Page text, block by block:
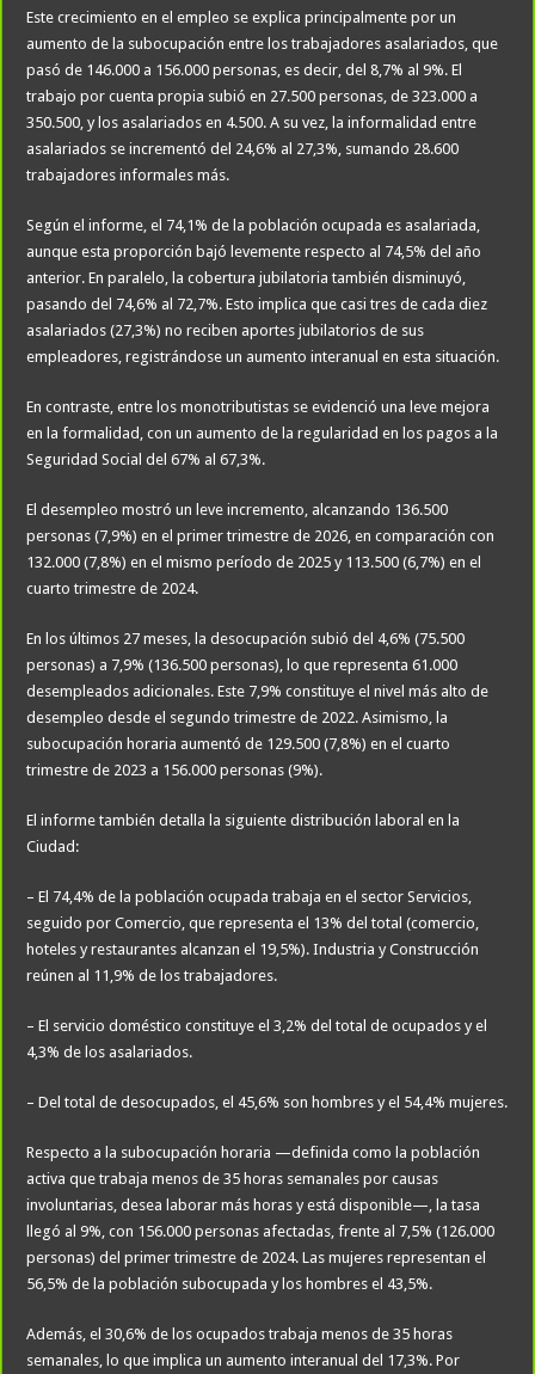
Este crecimiento en el empleo se explica principalmente por un
aumento de la subocupación entre los trabajadores asalariados, que
pasó de 146.000 a 156.000 personas, es decir, del 8,7% al 9%. El
trabajo por cuenta propia subió en 27.500 personas, de 323.000 a
350.500, y los asalariados en 4.500. A su vez, la informalidad entre
asalariados se incrementó del 24,6% al 27,3%, sumando 28.600
trabajadores informales más.
Según el informe, el 74,1% de la población ocupada es asalariada,
aunque esta proporción bajó levemente respecto al 74,5% del año
anterior. En paralelo, la cobertura jubilatoria también disminuyó,
pasando del 74,6% al 72,7%. Esto implica que casi tres de cada diez
asalariados (27,3%) no reciben aportes jubilatorios de sus
empleadores, registrándose un aumento interanual en esta situación.
En contraste, entre los monotributistas se evidenció una leve mejora
en la formalidad, con un aumento de la regularidad en los pagos a la
Seguridad Social del 67% al 67,3%.
El desempleo mostró un leve incremento, alcanzando 136.500
personas (7,9%) en el primer trimestre de 2026, en comparación con
132.000 (7,8%) en el mismo período de 2025 y 113.500 (6,7%) en el
cuarto trimestre de 2024.
En los últimos 27 meses, la desocupación subió del 4,6% (75.500
personas) a 7,9% (136.500 personas), lo que representa 61.000
desempleados adicionales. Este 7,9% constituye el nivel más alto de
desempleo desde el segundo trimestre de 2022. Asimismo, la
subocupación horaria aumentó de 129.500 (7,8%) en el cuarto
trimestre de 2023 a 156.000 personas (9%).
El informe también detalla la siguiente distribución laboral en la
Ciudad:
– El 74,4% de la población ocupada trabaja en el sector Servicios,
seguido por Comercio, que representa el 13% del total (comercio,
hoteles y restaurantes alcanzan el 19,5%). Industria y Construcción
reúnen al 11,9% de los trabajadores.
– El servicio doméstico constituye el 3,2% del total de ocupados y el
4,3% de los asalariados.
– Del total de desocupados, el 45,6% son hombres y el 54,4% mujeres.
Respecto a la subocupación horaria —definida como la población
activa que trabaja menos de 35 horas semanales por causas
involuntarias, desea laborar más horas y está disponible—, la tasa
llegó al 9%, con 156.000 personas afectadas, frente al 7,5% (126.000
personas) del primer trimestre de 2024. Las mujeres representan el
56,5% de la población subocupada y los hombres el 43,5%.
Además, el 30,6% de los ocupados trabaja menos de 35 horas
semanales, lo que implica un aumento interanual del 17,3%. Por